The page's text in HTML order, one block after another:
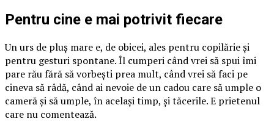
Pentru cine e mai potrivit fiecare
Un urs de pluș mare e, de obicei, ales pentru copilărie și
pentru gesturi spontane. Îl cumperi când vrei să spui îmi
pare rău fără să vorbești prea mult, când vrei să faci pe
cineva să râdă, când ai nevoie de un cadou care să umple o
cameră și să umple, în același timp, și tăcerile. E prietenul
care nu comentează.